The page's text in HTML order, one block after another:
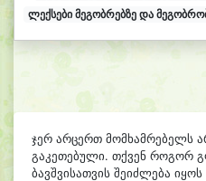
ლექსები მეგობრებზე და
ჯერ არცერთ მომხამრებელს
გაკეთებული. თქვენ როგორ
ბავშვისათვის შეიძლება